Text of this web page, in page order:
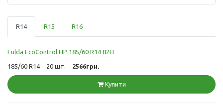
R14 R15 R16
Fulda EcoControl HP 185/60 R14 82H
185/60 R14 20 шт. 2566грн.
Купити